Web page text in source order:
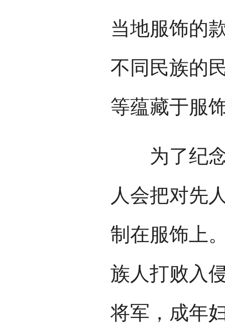
当地服饰的
不同民族的
等蕴藏于服
为了纪念
人会把对先
制在服饰上
族人打败入
将军，成年